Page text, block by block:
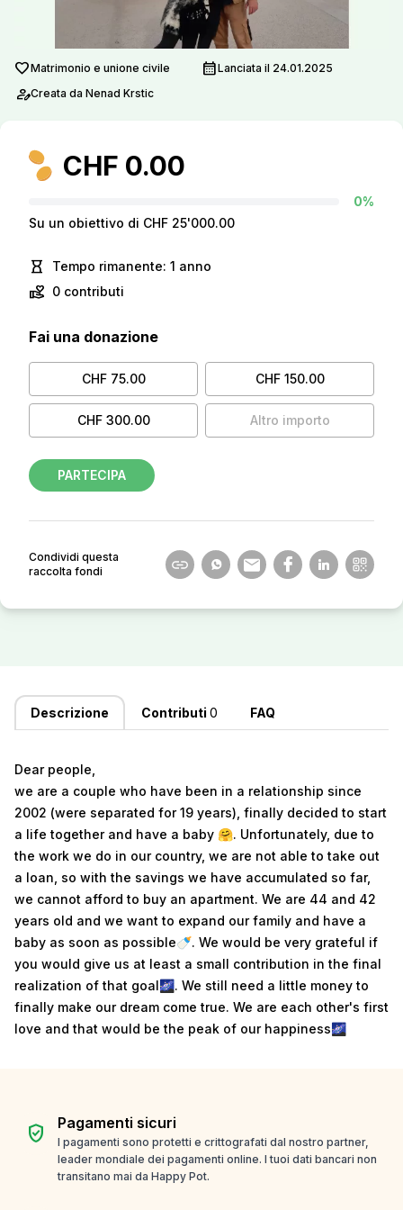
favoriteMatrimonio e unione civile calendar_monthLanciata il 24.01.2025
person_editCreata da Nenad Krstic
CHF 0.00
0%
Su un obiettivo di CHF 25'000.00
hourglass_empty Tempo rimanente: 1 anno
volunteer_activism 0 contributi
Fai una donazione
CHF 75.00 CHF 150.00
CHF 300.00 Altro importo
PARTECIPA
Condividi questa
raccolta fondi
Descrizione Contributi 0 FAQ
Dear people,
we are a couple who have been in a relationship since
2002 (were separated for 19 years), finally decided to start
a life together and have a baby 🤗. Unfortunately, due to
the work we do in our country, we are not able to take out
a loan, so with the savings we have accumulated so far,
we cannot afford to buy an apartment. We are 44 and 42
years old and we want to expand our family and have a
baby as soon as possible🍼. We would be very grateful if
you would give us at least a small contribution in the final
realization of that goal🌌. We still need a little money to
finally make our dream come true. We are each other's first
love and that would be the peak of our happiness🌌
verified_user Pagamenti sicuri
I pagamenti sono protetti e crittografati dal nostro partner,
leader mondiale dei pagamenti online. I tuoi dati bancari non
transitano mai da Happy Pot.